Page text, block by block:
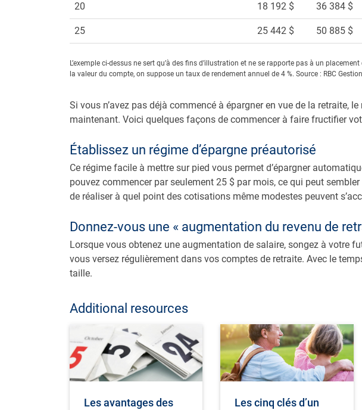
20 18 192 $ 36 384 $
25 25 442 $ 50 885 $
L’exemple ci-dessus ne sert qu’à des fins d’illustration et ne se rapporte pas à un
la valeur du compte, on suppose un taux de rendement annuel de 4 %. Source : RBC
Si vous n’avez pas déjà commencé à épargner en vue de la retraite,
maintenant. Voici quelques façons de commencer à faire fructifier
Établissez un régime d’épargne préautorisé
Ce régime facile à mettre sur pied vous permet d’épargner
pouvez commencer par seulement 25 $ par mois, ce qui peut
de réaliser à quel point des cotisations même modestes peuvent
Donnez-vous une « augmentation du revenu de
Lorsque vous obtenez une augmentation de salaire, songez à votre
vous versez régulièrement dans vos comptes de retraite. Avec le
taille.
Additional resources
Les avantages des
Les cinq clés d’un